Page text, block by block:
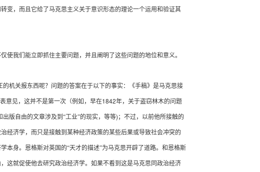
变，而且它给了马克思主义关于意识形态的理论一个运用和验证其
我们能立即抓住主要问题，并且阐明了这些问题的地位和意义。
机关报东西呢？问题的答案在于以下的事实：《手稿》是马克思接
意见，这并不是第一次（例如，早在1842年，关于盗窃林木的问题
版自由的文章涉及到“工业”的现实，等等) ；不过，以前他所接触的
经济学，而只是接触到某种经济政策的某些后果或导致社会冲突的
本身。恩格斯对英国的“天才的描述”为马克思开辟了道路。和恩格斯
这就促使他去研究政治经济学。如果不看到这是马克思同政治经济